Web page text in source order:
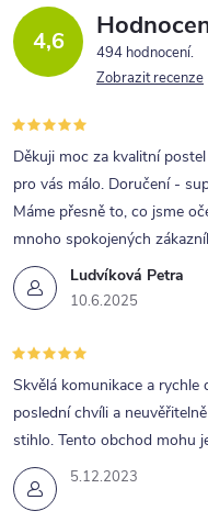
v
k
v
ý
p
i
u
á
n 4,6
494 hodnocení
Zobrazit recenze
Ludvíková Petra
10.6.2025
Děkuji moc za kvalitní
pro vás málo. Doručení -
Máme přesně to, co jsme
mnoho spokojených
5.12.2023
Skvělá komunikace a rychle
poslední chvíli a
stihlo. Tento obchod mohu